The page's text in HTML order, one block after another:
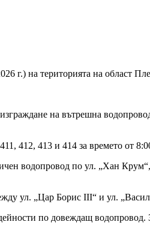
г.) на територията на област
на вътрешна
412, 413 и 414 за времето от
водопровод по ул. „Хан
ул. „Цар Борис III“ и ул.
по довеждащ водопровод.